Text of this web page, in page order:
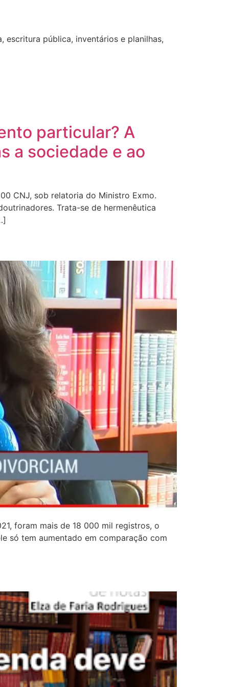
escritura pública, inventários e planilhas,
particular? A
a sociedade e ao
CNJ, sob relatoria do Ministro Exmo.
Trata-se de hermenêutica
foram mais de 18 000 mil registros, o
só tem aumentado em comparação com